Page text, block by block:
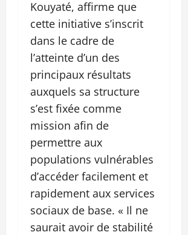
Kouyaté, affirme que
cette initiative s’inscrit
dans le cadre de
l’atteinte d’un des
principaux résultats
auxquels sa structure
s’est fixée comme
mission afin de
permettre aux
populations vulnérables
d’accéder facilement et
rapidement aux services
sociaux de base. « Il ne
saurait avoir de stabilité